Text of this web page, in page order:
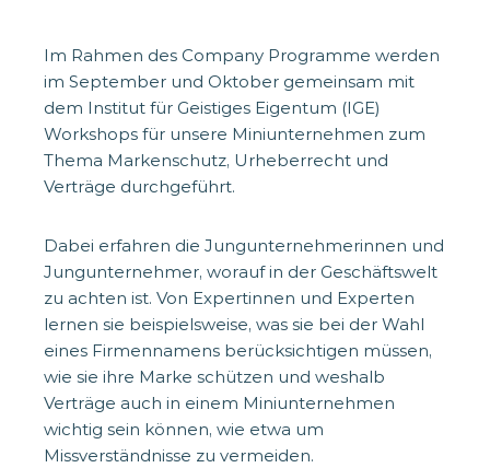
Im Rahmen des Company Programme werden
im September und Oktober gemeinsam mit
dem Institut für Geistiges Eigentum (IGE)
Workshops für unsere Miniunternehmen zum
Thema Markenschutz, Urheberrecht und
Verträge durchgeführt.
Dabei erfahren die Jungunternehmerinnen und
Jungunternehmer, worauf in der Geschäftswelt
zu achten ist. Von Expertinnen und Experten
lernen sie beispielsweise, was sie bei der Wahl
eines Firmennamens berücksichtigen müssen,
wie sie ihre Marke schützen und weshalb
Verträge auch in einem Miniunternehmen
wichtig sein können, wie etwa um
Missverständnisse zu vermeiden.